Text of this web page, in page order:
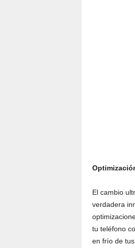
El cambio
verdadera
tu teléfono
en frío de